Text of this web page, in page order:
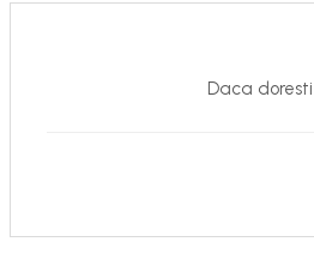
Daca